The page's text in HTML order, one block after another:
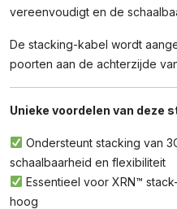
vereenvoudigt en de
De stacking-kabel wordt
poorten aan de achterzijde
Unieke voordelen van deze
Ondersteunt stacking van
schaalbaarheid en flexibiliteit
Essentieel voor XRN™
hoog